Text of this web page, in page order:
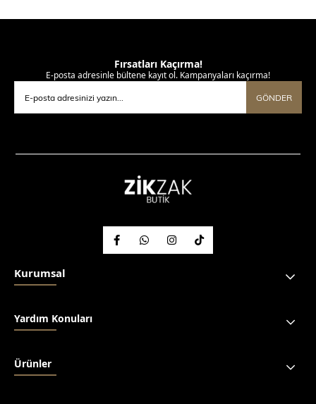
Fırsatları Kaçırma!
E-posta adresinle bültene kayıt ol. Kampanyaları kaçırma!
GÖNDER
Kurumsal
Yardım Konuları
Ürünler